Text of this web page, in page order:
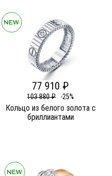
77 910 ₽
103 880 ₽ -25%
Кольцо из белого золота c
бриллиантами